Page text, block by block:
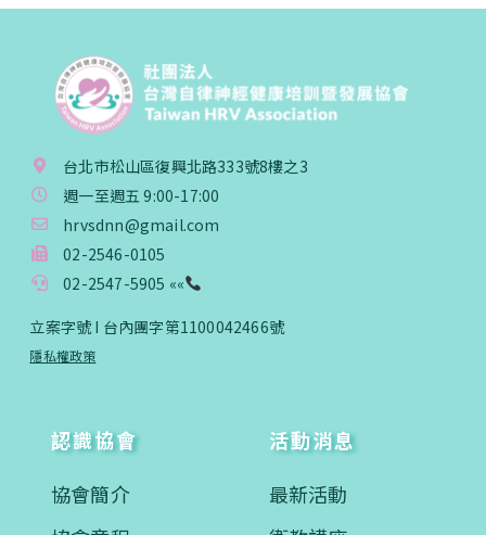
台北市松山區復興北路333號8樓之3
週一至週五 9:00-17:00
hrvsdnn@gmail.com
02-2546-0105
02-2547-5905 ««
立案字號 I 台內團字第1100042466號
隱私權政策
認識協會
協會簡介
活動消息
最新活動